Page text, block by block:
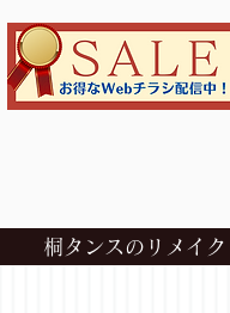
桐タンスのリメイク